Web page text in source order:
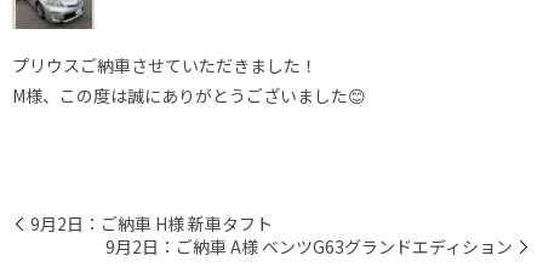
プリウスご納車させていただきました！
M様、この度は誠にありがとうございました😊
9月2日：ご納車 H様 新車タフト
9月2日：ご納車 A様 ベンツG63グランドエディション